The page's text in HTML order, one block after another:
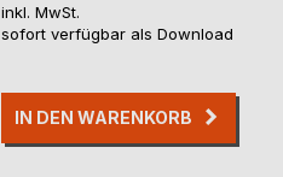
inkl. MwSt.
sofort verfügbar als Download
IN DEN WARENKORB